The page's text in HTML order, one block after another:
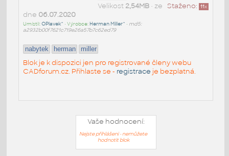
Staženo: 11x
Velikost 2,54MB• ze
dne 06.07.2020
Umístil:OPlavek^ • Výrobce: Herman Miller^ • md5:
a2932b00f7621c719e26a57b7c62ed79
nabytek herman miller
Blok je k dispozici jen pro registrované členy webu
CADforum.cz. Přihlaste se - registrace je bezplatná.
Vaše hodnocení:
Nejste přihlášeni - nemůžete
hodnotit blok